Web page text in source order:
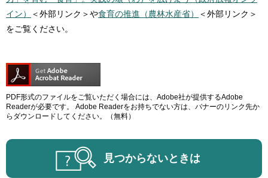
イン）
＜外部リンク＞や食育の推進（農林水産省）
＜外部リンク＞
をご覧ください。
PDF形式のファイルをご覧いただく場合には、Adobe社が提供するAdobe
Readerが必要です。
Adobe Readerをお持ちでない方は、バナーのリンク先か
らダウンロードしてください。（無料）
見つからないときは